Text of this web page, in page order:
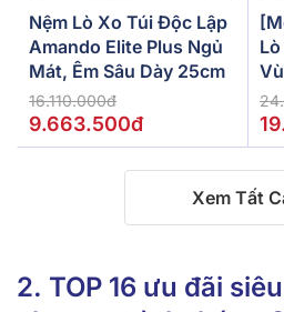
Nệm Lò Xo Túi Độc Lập
Amando Elite Plus Ngủ
Mát, Êm Sâu Dày 25cm
16.110.000đ
9.663.500đ
Xem Tất
2. TOP 16 ưu đãi